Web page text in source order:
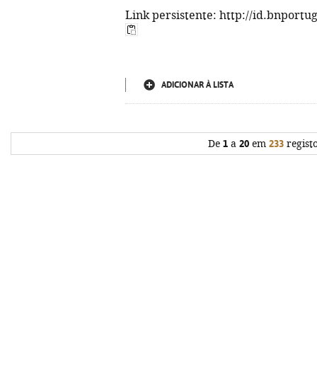
Link persistente: http://
ADICIONAR À LISTA
De 1 a 20 em 233